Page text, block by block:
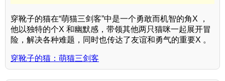
穿靴子的猫在“萌猫三剑客”中是一个勇敢而机智的角X ，
他以独特的个X 和幽默感，带领其他两只猫咪一起展开冒
险，解决各种难题，同时也传达了友谊和勇气的重要X 。
穿靴子的猫：萌猫三剑客